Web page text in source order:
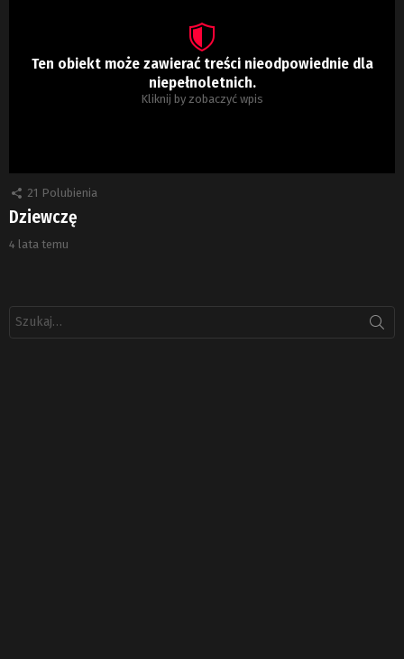
Ten obiekt może zawierać treści nieodpowiednie dla
niepełnoletnich.
Kliknij by zobaczyć wpis
21 Polubienia
Dziewczę
4 lata temu